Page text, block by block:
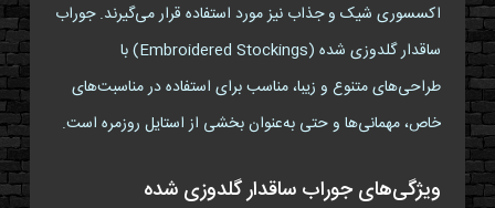
اکسسوری شیک و جذاب نیز مورد استفاده قرار می‌گیرند. جوراب
ساقدار گلدوزی شده (Embroidered Stockings) با
طراحی‌های متنوع و زیبا، مناسب برای استفاده در مناسبت‌های
خاص، مهمانی‌ها و حتی به‌عنوان بخشی از استایل روزمره است.
ویژگی‌های جوراب ساقدار گلدوزی شده